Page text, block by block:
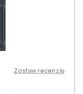
Zostaw recenzję